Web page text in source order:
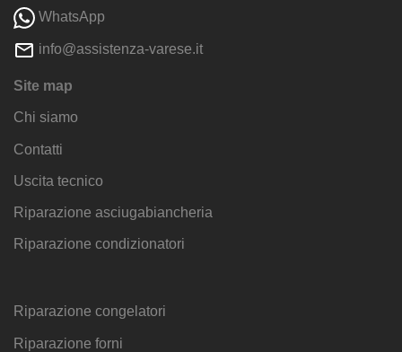
WhatsApp
info@assistenza-varese.it
Site map
Chi siamo
Contatti
Uscita tecnico
Riparazione asciugabiancheria
Riparazione condizionatori
Riparazione congelatori
Riparazione forni